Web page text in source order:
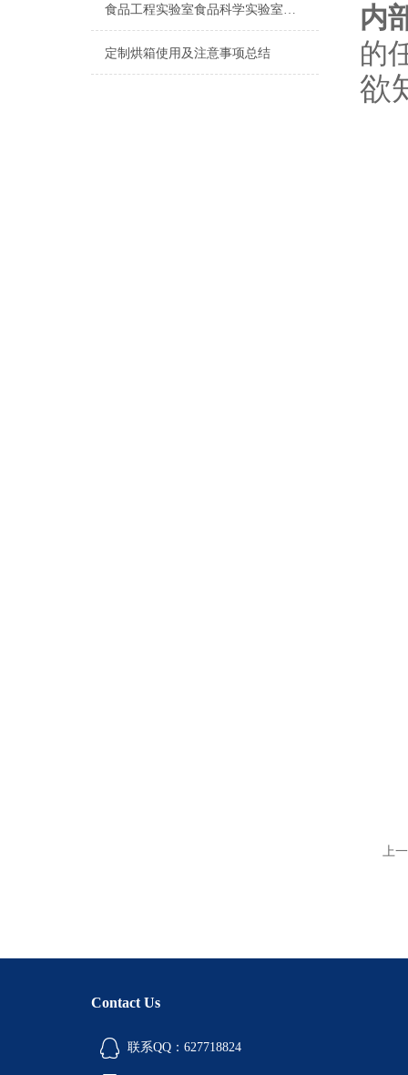
食品工程实验室食品科学实验室仪器配置清单
定制烘箱使用及注意事项总结
内
的
欲
上
Contact Us
联系QQ：627718824